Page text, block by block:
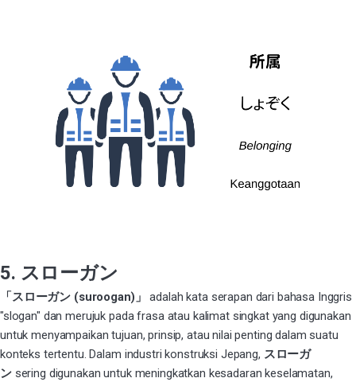
5. スローガン
「スローガン (suroogan)」
adalah kata serapan dari bahasa Inggris
"slogan" dan merujuk pada frasa atau kalimat singkat yang digunakan
untuk menyampaikan tujuan, prinsip, atau nilai penting dalam suatu
konteks tertentu. Dalam industri konstruksi Jepang, スローガ
ンsering digunakan untuk meningkatkan kesadaran keselamatan,